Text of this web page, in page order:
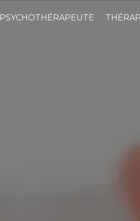
PSYCHOTHÉRAPEUTE